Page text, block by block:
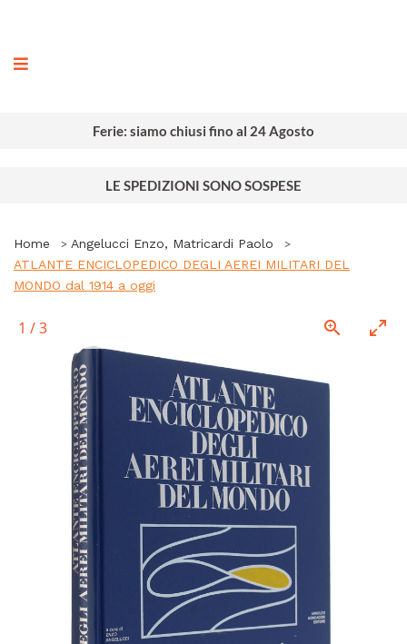
Ferie: siamo chiusi fino al 24 Agosto
LE SPEDIZIONI SONO SOSPESE
Home
Angelucci Enzo, Matricardi Paolo
ATLANTE ENCICLOPEDICO DEGLI AEREI MILITARI DEL
MONDO dal 1914 a oggi
1 /3